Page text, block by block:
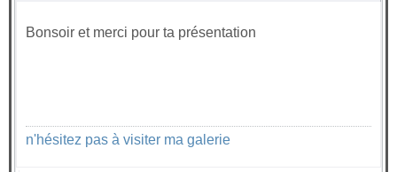
Bonsoir et merci pour ta présentation
n'hésitez pas à visiter ma galerie